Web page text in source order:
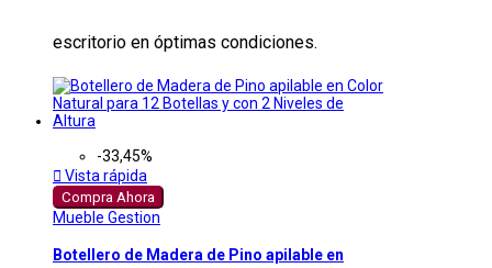
escritorio en óptimas condiciones.
-33,45%
 Vista rápida
Compra Ahora
Mueble Gestion
Botellero de Madera de Pino apilable en